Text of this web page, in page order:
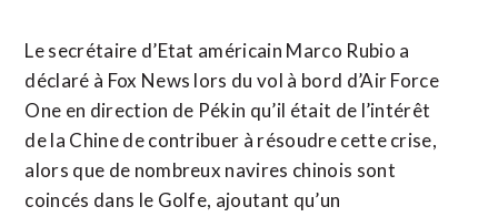
Le secrétaire d’Etat américain Marco Rubio a
déclaré à Fox News lors du vol à bord d’Air Force
One en direction de Pékin qu’il était de l’intérêt
de la Chine de contribuer à résoudre cette crise,
alors que de nombreux navires chinois sont
coincés dans le Golfe, ajoutant qu’un